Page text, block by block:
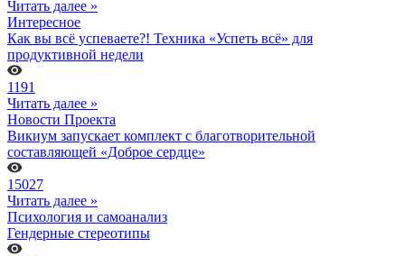
Читать далее »
Интересное
Как вы всё успеваете?! Техника «Успеть всё» для
продуктивной недели
1191
Читать далее »
Новости Проекта
Викиум запускает комплект с благотворительной
составляющей «Доброе сердце»
15027
Читать далее »
Психология и самоанализ
Гендерные стереотипы